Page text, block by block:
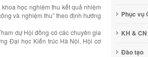
học nghiệm thu kết quả nhiệm
và nghiệm thu” theo định hướng
dự Hội đồng có các chuyên gia
Đại học Kiến trúc Hà Nội, Hội cơ
Phục vụ
KH & CN
Đào tạo